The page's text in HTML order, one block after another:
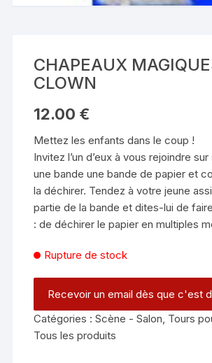
CHAPEAUX
CLOWN
12.00 €
Mettez les enfants dans le coup !
Invitez l’un d’eux à vous rejoindre
une bande une bande de papier et
la déchirer. Tendez à votre jeune
partie de la bande et dites-lui de
: de déchirer le papier en multiples
Rupture de stock
Catégories :Scène - Salon, Tours
Tous les produits